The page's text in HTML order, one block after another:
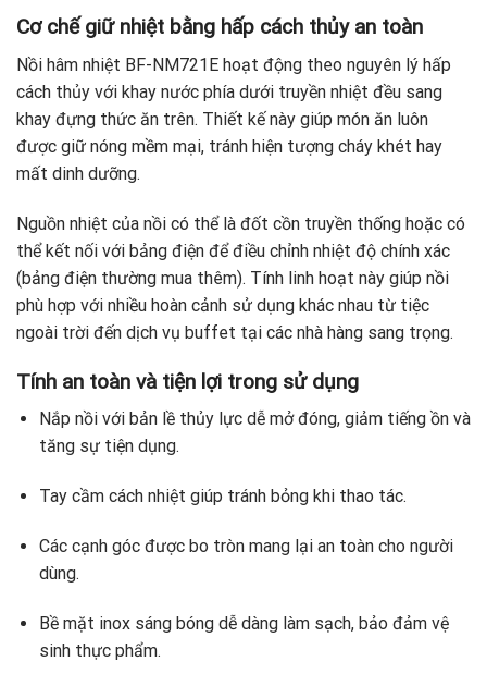
Cơ chế giữ nhiệt bằng hấp cách thủy an toàn
Nồi hâm nhiệt BF-NM721E hoạt động theo nguyên lý hấp
cách thủy với khay nước phía dưới truyền nhiệt đều sang
khay đựng thức ăn trên. Thiết kế này giúp món ăn luôn
được giữ nóng mềm mại, tránh hiện tượng cháy khét hay
mất dinh dưỡng.
Nguồn nhiệt của nồi có thể là đốt cồn truyền thống hoặc có
thể kết nối với bảng điện để điều chỉnh nhiệt độ chính xác
(bảng điện thường mua thêm). Tính linh hoạt này giúp nồi
phù hợp với nhiều hoàn cảnh sử dụng khác nhau từ tiệc
ngoài trời đến dịch vụ buffet tại các nhà hàng sang trọng.
Tính an toàn và tiện lợi trong sử dụng
Nắp nồi với bản lề thủy lực dễ mở đóng, giảm tiếng ồn và
tăng sự tiện dụng.
Tay cầm cách nhiệt giúp tránh bỏng khi thao tác.
Các cạnh góc được bo tròn mang lại an toàn cho người
dùng.
Bề mặt inox sáng bóng dễ dàng làm sạch, bảo đảm vệ
sinh thực phẩm.